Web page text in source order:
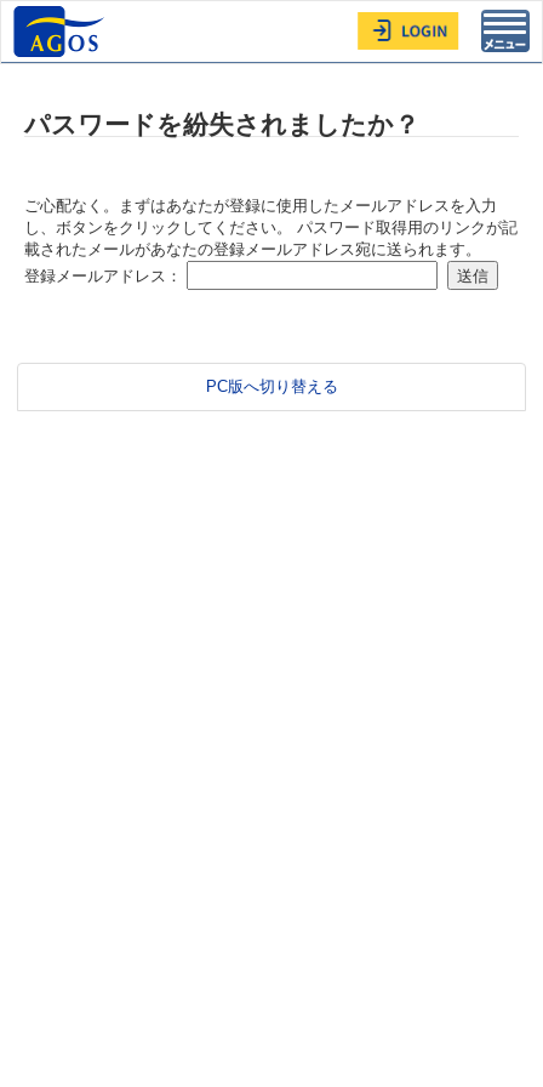
パスワードを紛失されましたか？
ご心配なく。まずはあなたが登録に使用したメールアドレスを入力
し、ボタンをクリックしてください。 パスワード取得用のリンクが記
載されたメールがあなたの登録メールアドレス宛に送られます。
登録メールアドレス：
PC版へ切り替える